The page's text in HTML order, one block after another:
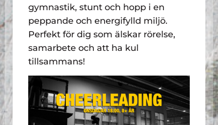
gymnastik, stunt och hopp i en
peppande och energifylld miljö.
Perfekt för dig som älskar rörelse,
samarbete och att ha kul
tillsammans!